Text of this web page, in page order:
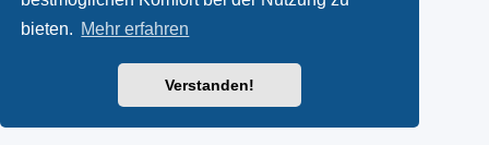
bieten. Mehr erfahren
Verstanden!